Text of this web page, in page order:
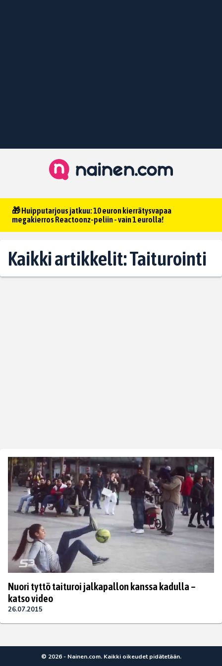
🎁 Huipputarjous jatkuu: 10 euron kierrätysvapaa
megakierros Reactoonz-peliin - vain 1 eurolla!
Kaikki artikkelit: Taiturointi
Nuori tyttö taituroi jalkapallon kanssa kadulla –
katso video
26.07.2015
© 2026 - Nainen.com. Kaikki oikeudet pidätetään.